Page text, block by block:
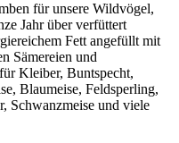
für unsere Wildvögel,
Jahr über verfüttert
Fett angefüllt mit
Sämereien und
Kleiber, Buntspecht,
Blaumeise, Feldsperling,
Schwanzmeise und viele